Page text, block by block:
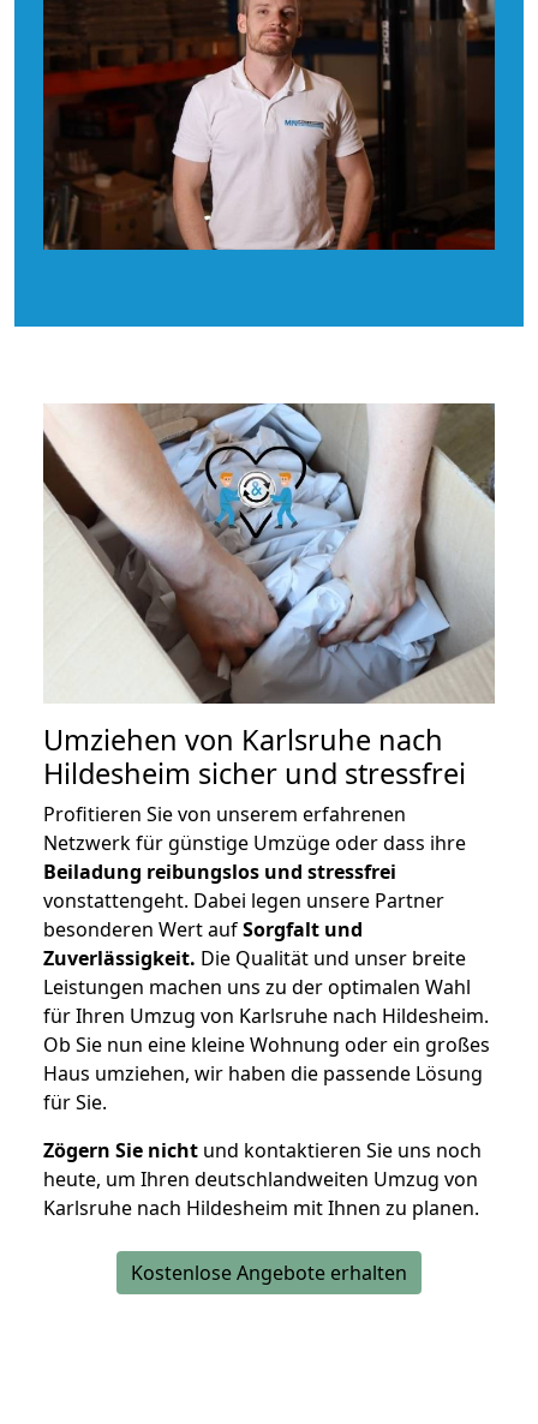
Umziehen von Karlsruhe nach
Hildesheim sicher und stressfrei
Profitieren Sie von unserem erfahrenen
Netzwerk für günstige Umzüge oder dass ihre
Beiladung reibungslos und stressfrei
vonstattengeht. Dabei legen unsere Partner
besonderen Wert aufSorgfalt und
Zuverlässigkeit. Die Qualität und unser breite
Leistungen machen uns zu der optimalen Wahl
für Ihren Umzug von Karlsruhe nach Hildesheim.
Ob Sie nun eine kleine Wohnung oder ein großes
Haus umziehen, wir haben die passende Lösung
für Sie.
Zögern Sie nicht und kontaktieren Sie uns noch
heute, um Ihren deutschlandweiten Umzug von
Karlsruhe nach Hildesheim mit Ihnen zu planen.
Kostenlose Angebote erhalten